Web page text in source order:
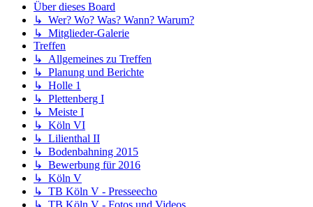
Über dieses Board
↳ Wer? Wo? Was? Wann? Warum?
↳ Mitglieder-Galerie
Treffen
↳ Allgemeines zu Treffen
↳ Planung und Berichte
↳ Holle 1
↳ Plettenberg I
↳ Meiste I
↳ Köln VI
↳ Lilienthal II
↳ Bodenbahning 2015
↳ Bewerbung für 2016
↳ Köln V
↳ TB Köln V - Presseecho